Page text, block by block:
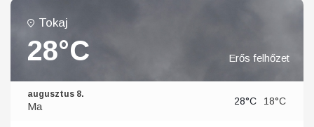
Tokaj
28°C Erős felhőzet
augusztus 8.
Ma 28°C 18°C